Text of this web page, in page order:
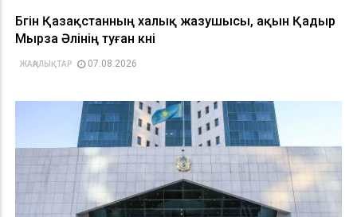
Бүгін Қазақстанның халық жазушысы, ақын Қадыр
Мырза Әлінің туған күні
ЖАҢАЛЫҚТАР 07.08.2026